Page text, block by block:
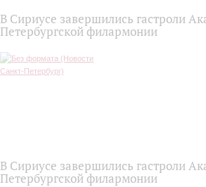
В Сириусе завершились гастроли
Петербургской филармонии
В Сириусе завершились гастроли
Петербургской филармонии